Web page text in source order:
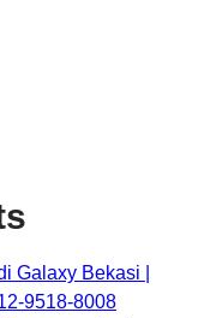
Galaxy Bekasi |
9518-8008